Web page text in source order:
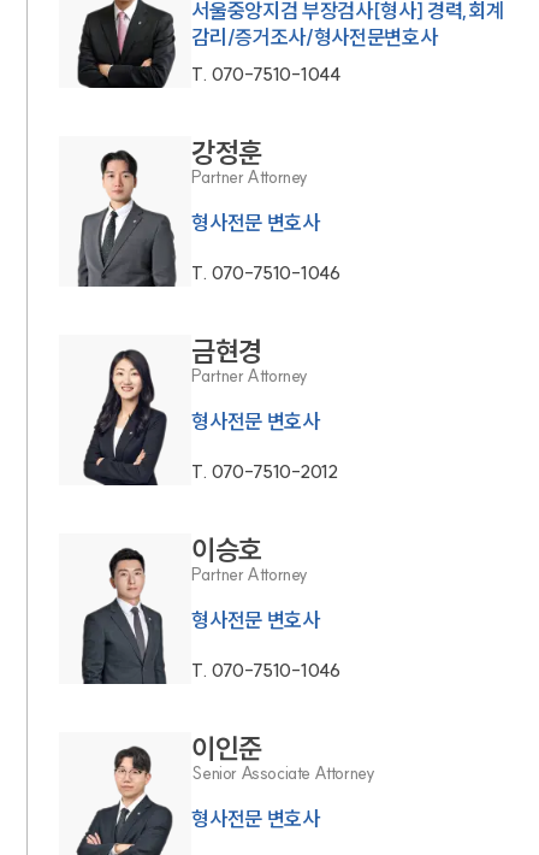
서울중앙지검 부장검사[형사] 경력,회계
감리/증거조사/형사전문변호사
T. 070-7510-1044
강정훈
Partner Attorney
형사전문 변호사
T. 070-7510-1046
금현경
Partner Attorney
형사전문 변호사
T. 070-7510-2012
이승호
Partner Attorney
형사전문 변호사
T. 070-7510-1046
이인준
Senior Associate Attorney
형사전문 변호사